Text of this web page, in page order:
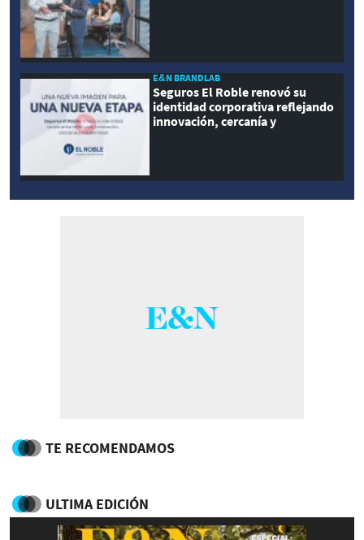
E&N BRANDLAB
Seguros El Roble renovó su
identidad corporativa reflejando
innovación, cercanía y
TE RECOMENDAMOS
ULTIMA EDICIÓN